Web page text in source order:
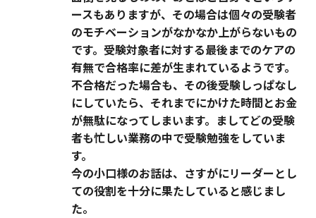
ースもありますが、その場合は個々の受験者
のモチベーションがなかなか上がらないもの
です。受験対象者に対する最後までのケアの
有無で合格率に差が生まれているようです。
不合格だった場合も、その後受験しっぱなし
にしていたら、それまでにかけた時間とお金
が無駄になってしまいます。ましてどの受験
者も忙しい業務の中で受験勉強をしていま
す。
今の小口様のお話は、さすがにリーダーとし
ての役割を十分に果たしていると感じまし
た。